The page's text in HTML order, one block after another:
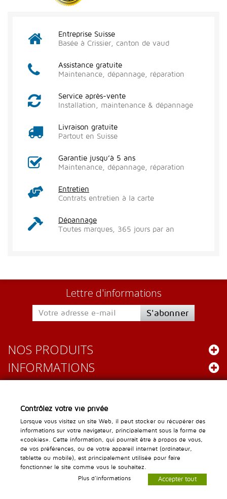
Entreprise Suisse
Basée à Crissier, canton de vaud
Assistance gratuite
Maintenance, dépannage, réparation
Service après-vente
Installation, maintenance & dépannage
Livraison gratuite
Partout en Suisse
Garantie jusqu’à 5 ans
Maintenance, dépannage, réparation
Entretien
Contrats entretien à la carte
Dépannage
Toutes marques, 365 jours par an
Lettre d'informations
S'abonner
NOS PRODUITS
INFORMATIONS
Leader Gastro
Chemin des Lentillières 16
1023 Crissier
info@leader-gastro.ch
Service clientèle :
Contrôlez votre vie privée
Lorsque vous visitez un site Web, il peut stocker ou récupérer des
informations sur votre navigateur, principalement sous la forme de
«cookies». Cette information, qui pourrait être à propos de vous,
de vos préférences, ou de votre appareil internet (ordinateur,
tablette ou mobile), est principalement utilisée pour faire
fonctionner le site comme vous le souhaitez.
Plus d'informations
Accepter tout